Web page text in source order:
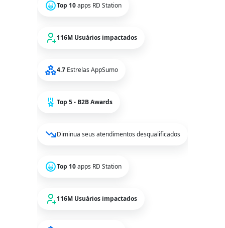
Top 10apps RD Station
116M Usuários impactados
4.7 Estrelas AppSumo
Top 5 - B2B Awards
Diminua seus atendimentos desqualificados
Top 10apps RD Station
116M Usuários impactados